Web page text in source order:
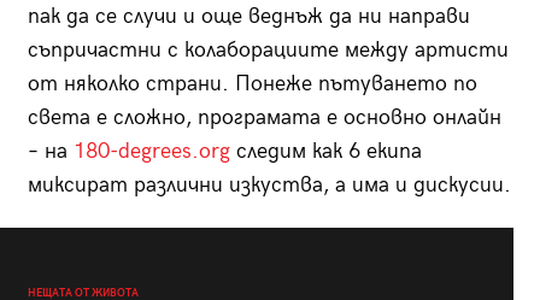
пак да се случи и още веднъж да ни направи
съпричастни с колаборациите между артисти
от няколко страни. Понеже пътуването по
света е сложно, програмата е основно онлайн
– на 180-degrees.orgследим как 6 екипа
миксират различни изкуства, а има и дискусии.
НЕЩАТА ОТ ЖИВОТА